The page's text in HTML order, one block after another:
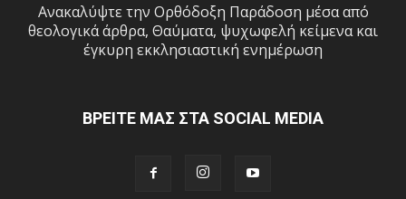
Ανακαλύψτε την Ορθόδοξη Παράδοση μέσα από
θεολογικά άρθρα, Θαύματα, ψυχωφελή κείμενα και
έγκυρη εκκλησιαστική ενημέρωση
ΒΡΕΙΤΕ ΜΑΣ ΣΤΑ SOCIAL MEDIA